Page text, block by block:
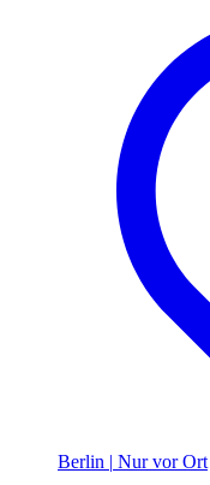
Berlin | Nur vor Ort